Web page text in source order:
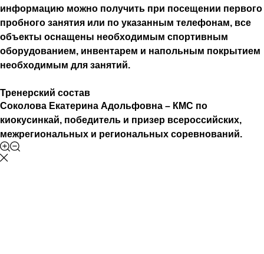
информацию можно получить при посещении первого
пробного занятия или по указанным телефонам, все
объекты оснащены необходимым спортивным
оборудованием, инвентарем и напольным покрытием
необходимым для занятий.
Тренерский состав
Соколова Екатерина Адольфовна – КМС по
киокусинкай, победитель и призер всероссийских,
межрегиональных и региональных соревнований.